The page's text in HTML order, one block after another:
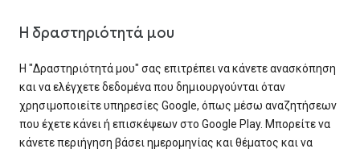
Η δραστηριότητά μου
Η "Δραστηριότητά μου" σας επιτρέπει να κάνετε ανασκόπηση
και να ελέγχετε δεδομένα που δημιουργούνται όταν
χρησιμοποιείτε υπηρεσίες Google, όπως μέσω αναζητήσεων
που έχετε κάνει ή επισκέψεων στο Google Play. Μπορείτε να
κάνετε περιήγηση βάσει ημερομηνίας και θέματος και να